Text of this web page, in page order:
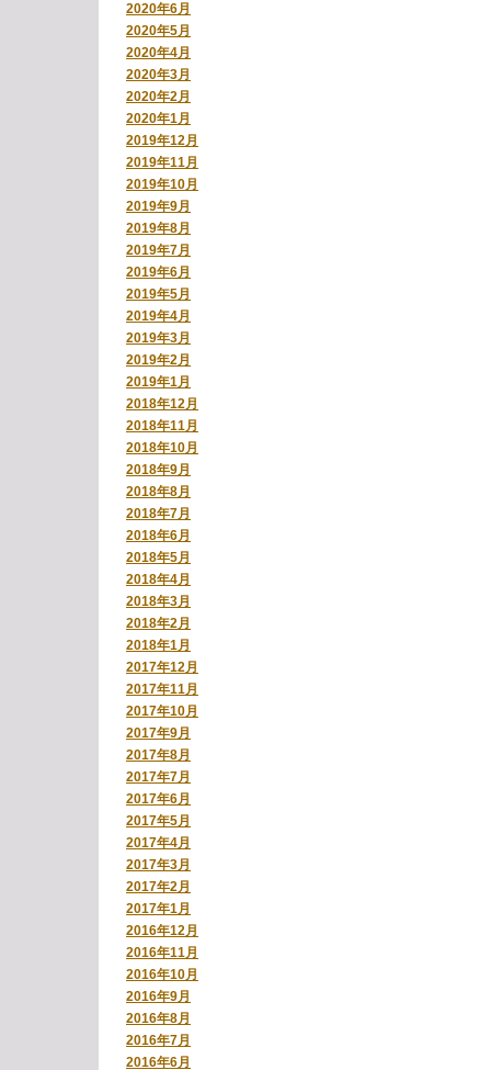
2020年6月
2020年5月
2020年4月
2020年3月
2020年2月
2020年1月
2019年12月
2019年11月
2019年10月
2019年9月
2019年8月
2019年7月
2019年6月
2019年5月
2019年4月
2019年3月
2019年2月
2019年1月
2018年12月
2018年11月
2018年10月
2018年9月
2018年8月
2018年7月
2018年6月
2018年5月
2018年4月
2018年3月
2018年2月
2018年1月
2017年12月
2017年11月
2017年10月
2017年9月
2017年8月
2017年7月
2017年6月
2017年5月
2017年4月
2017年3月
2017年2月
2017年1月
2016年12月
2016年11月
2016年10月
2016年9月
2016年8月
2016年7月
2016年6月